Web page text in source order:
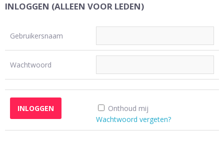
INLOGGEN (ALLEEN VOOR LEDEN)
Gebruikersnaam
Wachtwoord
Onthoud mij
Wachtwoord vergeten?